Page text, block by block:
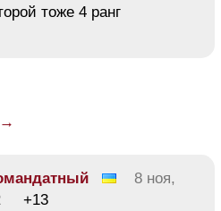
тоже 4 ранг
→
8 ноя,
+13